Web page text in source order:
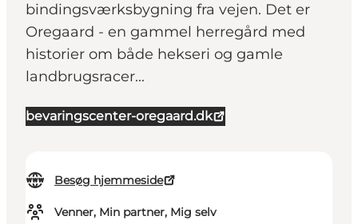
bindingsværksbygning fra vejen. Det er
Oregaard - en gammel herregård med
historier om både hekseri og gamle
landbrugsracer...
bevaringscenter-oregaard.dk
Besøg hjemmeside
Venner, Min partner, Mig selv